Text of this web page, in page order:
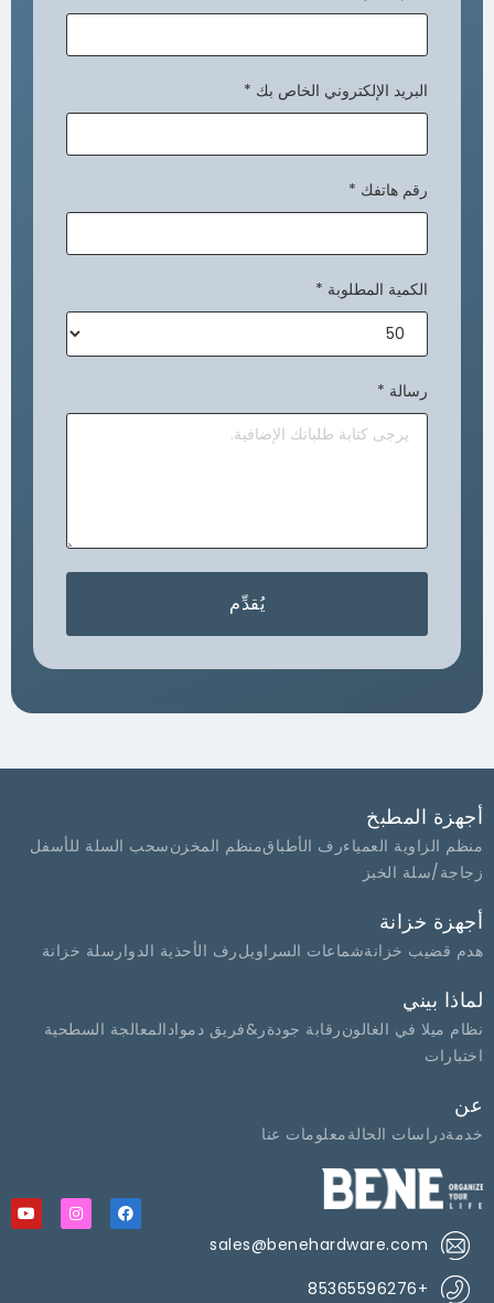
البريد الإلكتروني الخاص بك *
رقم هاتفك *
الكمية المطلوبة *
رسالة *
يُقدِّم
أجهزة المطبخ
منظم الزاوية العمياءرف الأطباقمنظم المخزنسحب السلة للأسفل
زجاجة/سلة الخبز
أجهزة خزانة
هدم قضيب خزانةشماعات السراويلرف الأحذية الدوار سلة خزانة
لماذا بيني
نظام ميلا في الغالونرقابة جودةر&فريق دموادالمعالجة السطحية
اختبارات
عن
خدمةدراسات الحالةمعلومات عنا
sales@benehardware.com
+85365596276